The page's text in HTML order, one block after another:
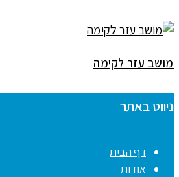
מושב עזר לקימה
ניווט באתר
דף הבית
אודות